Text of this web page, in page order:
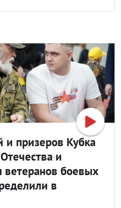
и призеров Кубка
и
ветеранов боевых
в